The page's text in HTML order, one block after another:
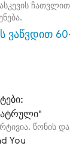
ვაწვდით
წონის
You